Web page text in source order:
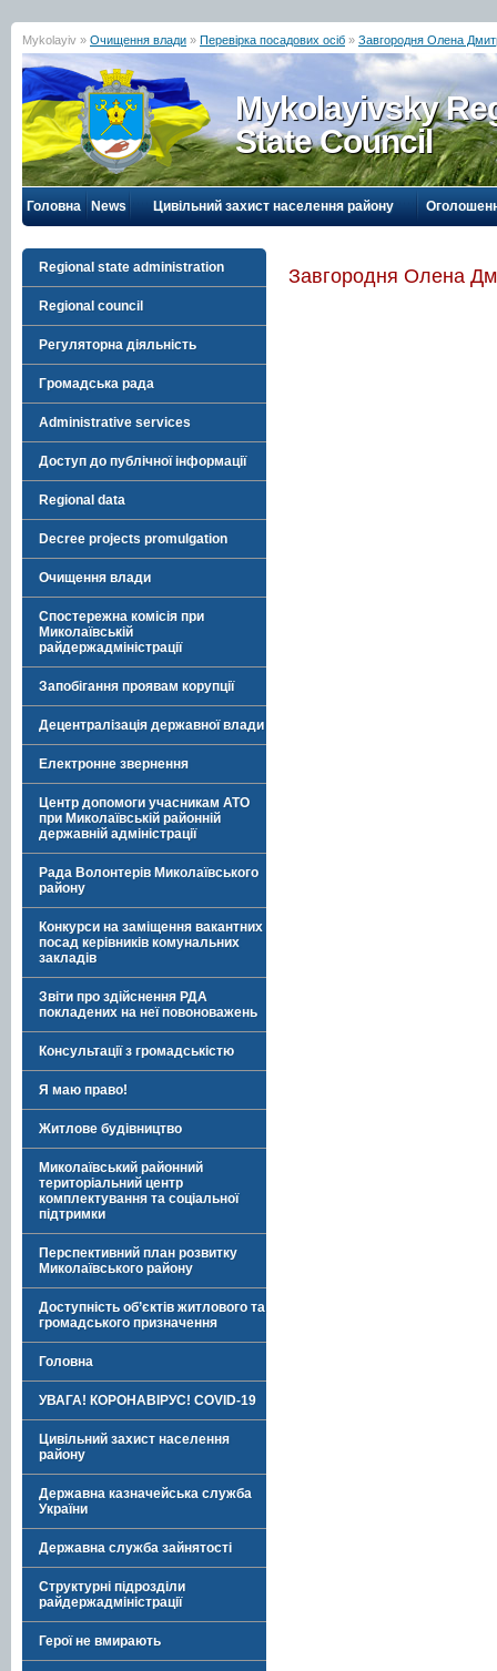
Mykolayiv » Очищення влади » Перевірка посадових осіб » Завгородня Олена
Mykolayivsky
State Council
Головна News Цивільний захист населення району
Regional state administration
Regional council
Регуляторна діяльність
Громадська рада
Administrative services
Доступ до публічної інформації
Regional data
Decree projects promulgation
Очищення влади
Спостережна комісія при
Миколаївській
райдержадміністрації
Запобігання проявам корупції
Децентралізація державної влади
Електронне звернення
Центр допомоги учасникам АТО
при Миколаївській районній
державній адміністрації
Рада Волонтерів Миколаївського
району
Конкурси на заміщення вакантних
посад керівників комунальних
закладів
Звіти про здійснення РДА
покладених на неї повоноважень
Консультації з громадськістю
Я маю право!
Житлове будівництво
Миколаївський районний
територіальний центр
комплектування та соціальної
підтримки
Перспективний план розвитку
Миколаївського району
Доступність об’єктів житлового та
громадського призначення
Головна
УВАГА! КОРОНАВІРУС! COVID-19
Цивільний захист населення
району
Державна казначейська служба
України
Державна служба зайнятості
Структурні підрозділи
райдержадміністрації
Герої не вмирають
Завгородня Олена